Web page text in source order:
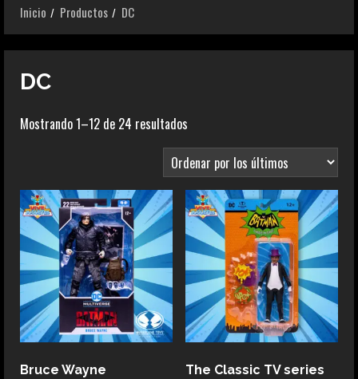
Inicio
Productos DC
DC
Mostrando 1–12 de 24 resultados
por
los
últimos
Bruce Wayne
The Classic TV series